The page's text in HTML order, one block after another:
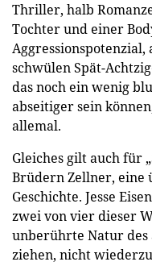
Thriller, halb
Tochter und einer
schwülen Spät-
das noch ein wenig
abseitiger sein
allemal.
Gleiches gilt auch für
Brüdern Zellner, eine
Geschichte. Jesse
zwei von vier dieser
unberührte Natur des
ziehen, nicht